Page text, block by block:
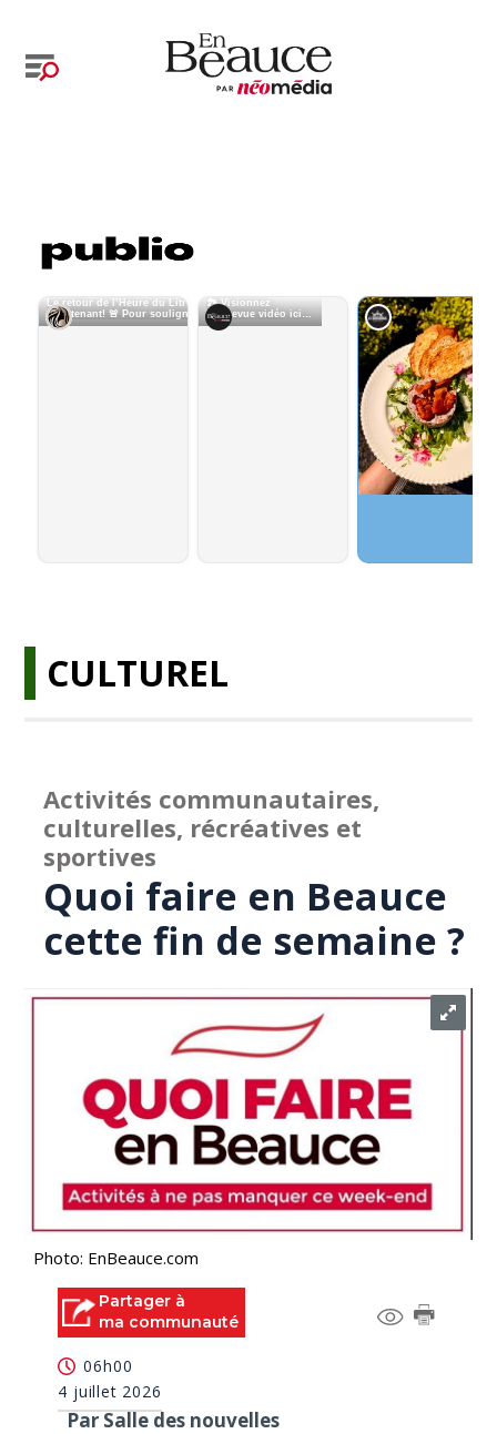
CULTUREL
Activités communautaires,
culturelles, récréatives et
sportives
Quoi faire en Beauce
cette fin de semaine ?
Photo: EnBeauce.com
Partager à
ma communauté
06h00
4 juillet 2026
Par Salle des nouvelles